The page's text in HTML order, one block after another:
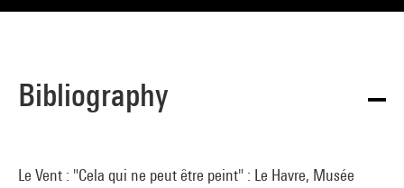
Bibliography
Le Vent : "Cela qui ne peut être peint" : Le Havre, Musée